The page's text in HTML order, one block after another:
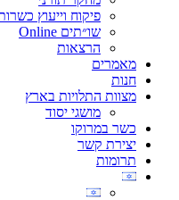
פיקוח וייעוץ
שו״תים Online
הרצאות
מאמרים
חנות
מצוות התלויות בארץ
מושגי יסוד
כשר במרוקו
יצירת קשר
תרומות